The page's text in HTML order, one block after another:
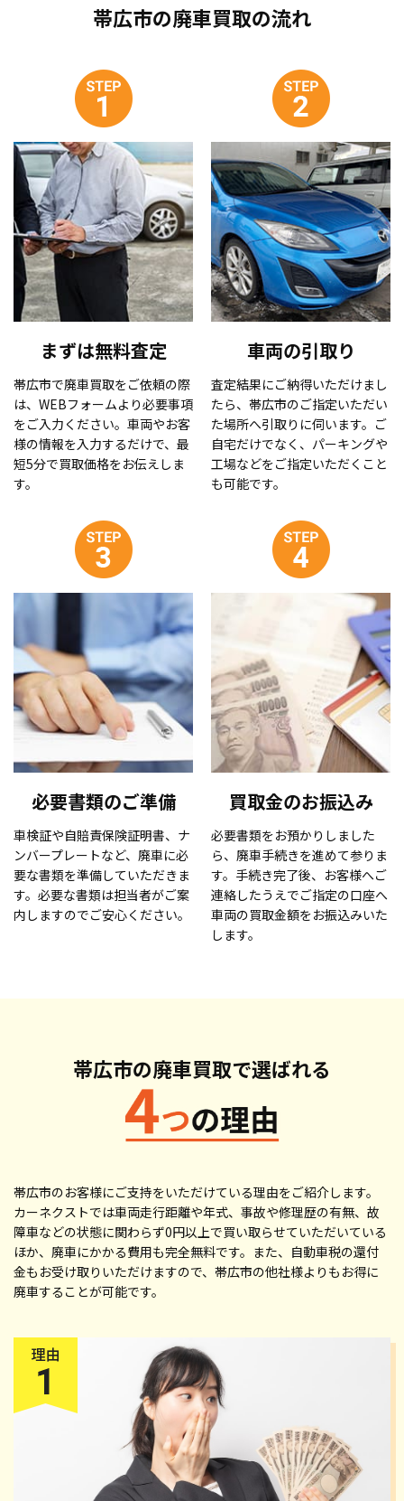
帯広市の廃車買取の流れ
まずは無料査定
帯広市で廃車買取をご依頼の際
は、WEBフォームより必要事項
をご入力ください。車両やお客
様の情報を入力するだけで、最
短5分で買取価格をお伝えしま
す。
車両の引取り
査定結果にご納得いただけまし
たら、帯広市のご指定いただい
た場所へ引取りに伺います。ご
自宅だけでなく、パーキングや
工場などをご指定いただくこと
も可能です。
必要書類のご準備
車検証や自賠責保険証明書、ナ
ンバープレートなど、廃車に必
要な書類を準備していただきま
す。必要な書類は担当者がご案
内しますのでご安心ください。
買取金のお振込み
必要書類をお預かりしました
ら、廃車手続きを進めて参りま
す。手続き完了後、お客様へご
連絡したうえでご指定の口座へ
車両の買取金額をお振込みいた
します。
帯広市の廃車買取で選ばれる
帯広市のお客様にご支持をいただけている理由をご紹介します。
カーネクストでは車両走行距離や年式、事故や修理歴の有無、故
障車などの状態に関わらず0円以上で買い取らせていただいている
ほか、廃車にかかる費用も完全無料です。また、自動車税の還付
金もお受け取りいただけますので、帯広市の他社様よりもお得に
廃車することが可能です。